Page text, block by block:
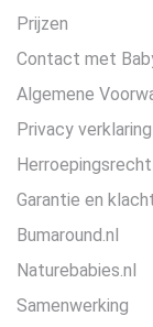
Prijzen
Contact met
Algemene
Privacy verklaring
Garantie en
Bumaround.nl
Naturebabies.nl
Samenwerking